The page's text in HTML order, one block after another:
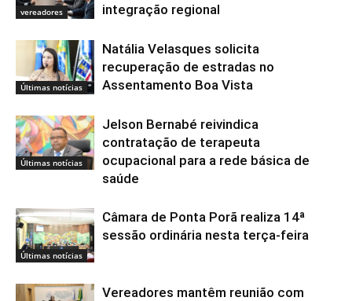
vereadores
integração regional
Últimas notícias
Natália Velasques solicita
recuperação de estradas no
Assentamento Boa Vista
Últimas notícias
Jelson Bernabé reivindica
contratação de terapeuta
ocupacional para a rede básica de
saúde
Últimas notícias
Câmara de Ponta Porã realiza 14ª
sessão ordinária nesta terça-feira
Vereadores mantêm reunião com